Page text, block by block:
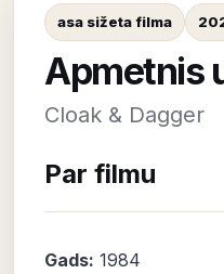
asa sižeta filma
Apmetnis
Cloak & Dagger
Par filmu
Gads: 1984